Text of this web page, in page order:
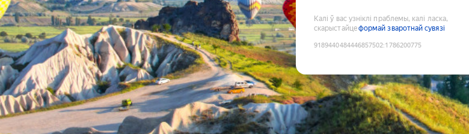
Калі ў вас узніклі праблемы, калі ласка,
скарыстайцеформай зваротнай сувязі
9189440484446857502:1786200775